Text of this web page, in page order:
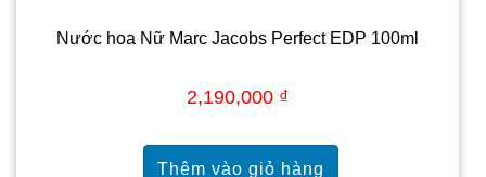
Nước hoa Nữ Marc Jacobs Perfect EDP 100ml
2,190,000 ₫